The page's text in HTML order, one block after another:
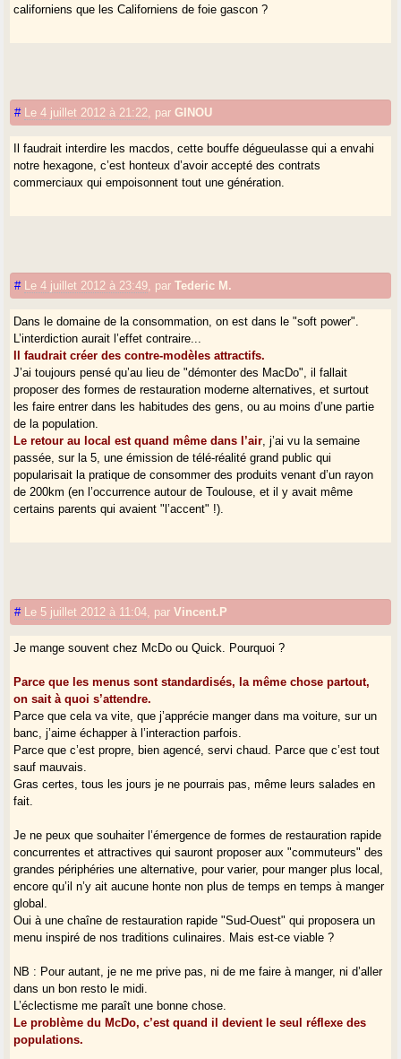
californiens que les Californiens de foie gascon ?
# Le 4 juillet 2012 à 21:22 parGINOU
Il faudrait interdire les macdos, cette bouffe dégueulasse qui a envahi
notre hexagone, c’est honteux d’avoir accepté des contrats
commerciaux qui empoisonnent tout une génération.
# Le 4 juillet 2012 à 23:49 parTederic M.
Dans le domaine de la consommation, on est dans le "soft power".
L’interdiction aurait l’effet contraire...
Il faudrait créer des contre-modèles attractifs.
J’ai toujours pensé qu’au lieu de "démonter des MacDo", il fallait
proposer des formes de restauration moderne alternatives, et surtout
les faire entrer dans les habitudes des gens, ou au moins d’une partie
de la population.
Le retour au local est quand même dans l’air , j’ai vu la semaine
passée, sur la 5, une émission de télé-réalité grand public qui
popularisait la pratique de consommer des produits venant d’un rayon
de 200km (en l’occurrence autour de Toulouse, et il y avait même
certains parents qui avaient "l’accent" !).
# Le 5 juillet 2012 à 11:04 parVincent.P
Je mange souvent chez McDo ou Quick. Pourquoi ?
Parce que les menus sont standardisés, la même chose partout,
on sait à quoi s’attendre.
Parce que cela va vite, que j’apprécie manger dans ma voiture, sur un
banc, j’aime échapper à l’interaction parfois.
Parce que c’est propre, bien agencé, servi chaud. Parce que c’est tout
sauf mauvais.
Gras certes, tous les jours je ne pourrais pas, même leurs salades en
fait.
Je ne peux que souhaiter l’émergence de formes de restauration rapide
concurrentes et attractives qui sauront proposer aux "commuteurs" des
grandes périphéries une alternative, pour varier, pour manger plus local,
encore qu’il n’y ait aucune honte non plus de temps en temps à manger
global.
Oui à une chaîne de restauration rapide "Sud-Ouest" qui proposera un
menu inspiré de nos traditions culinaires. Mais est-ce viable ?
NB : Pour autant, je ne me prive pas, ni de me faire à manger, ni d’aller
dans un bon resto le midi.
L’éclectisme me paraît une bonne chose.
Le problème du McDo, c’est quand il devient le seul réflexe des
populations.